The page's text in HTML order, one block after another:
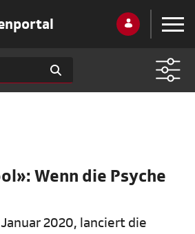
Wenn die Psyche
2020, lanciert die